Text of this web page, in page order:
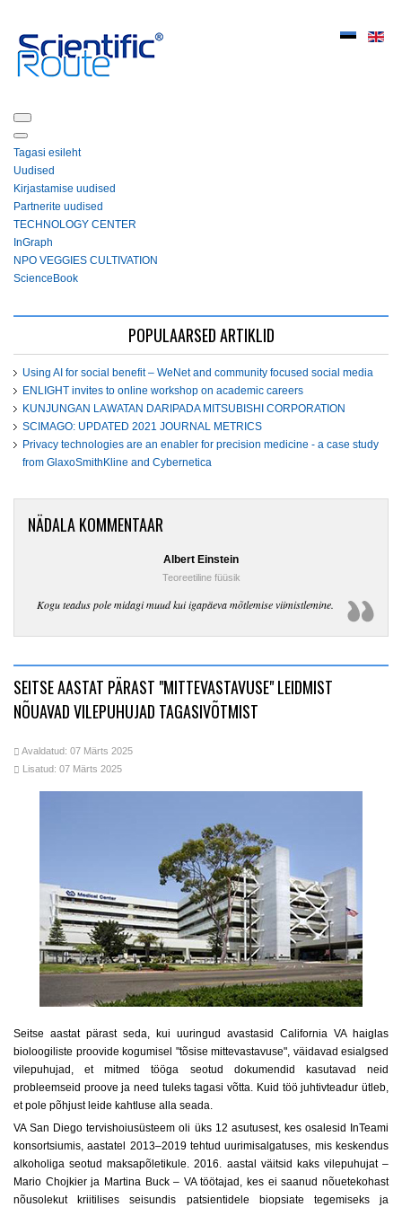
Tagasi esileht
Uudised
Kirjastamise uudised
Partnerite uudised
ТЕСHNOLOGY СЕNTЕR
InGraph
NPO VEGGIES CULTIVATION
ScienceBook
POPULAARSED ARTIKLID
Using AI for social benefit – WeNet and community focused social media
ENLIGHT invites to online workshop on academic careers
KUNJUNGAN LAWATAN DARIPADA MITSUBISHI CORPORATION
SCIMAGO: UPDATED 2021 JOURNAL METRICS
Privacy technologies are an enabler for precision medicine - a case study
from GlaxoSmithKline and Cybernetica
NÄDALA KOMMENTAAR
Albert Einstein
Teoreetiline füüsik
Kogu teadus pole midagi muud kui igapäeva mõtlemise viimistlemine.
SEITSE AASTAT PÄRAST "MITTEVASTAVUSE" LEIDMIST
NÕUAVAD VILEPUHUJAD TAGASIVÕTMIST
Avaldatud: 07 Märts 2025
Lisatud: 07 Märts 2025
Seitse aastat pärast seda, kui uuringud avastasid California VA haiglas
bioloogiliste proovide kogumisel "tõsise mittevastavuse", väidavad esialgsed
vilepuhujad, et mitmed tööga seotud dokumendid kasutavad neid
probleemseid proove ja need tuleks tagasi võtta. Kuid töö juhtivteadur ütleb,
et pole põhjust leide kahtluse alla seada.
VA San Diego tervishoiusüsteem oli üks 12 asutusest, kes osalesid InTeami
konsortsiumis, aastatel 2013–2019 tehtud uurimisalgatuses, mis keskendus
alkoholiga seotud maksapõletikule. 2016. aastal väitsid kaks vilepuhujat –
Mario Chojkier ja Martina Buck – VA töötajad, kes ei saanud nõuetekohast
nõusolekut kriitilises seisundis patsientidele biopsiate tegemiseks ja